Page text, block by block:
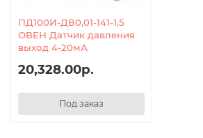
ПД100И-ДВ0,01-141-1,5
ОВЕН Датчик давления
выход 4-20мА
20,328.00р.
Под заказ